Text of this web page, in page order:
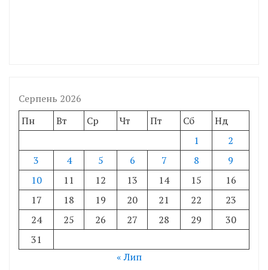
Серпень 2026
Пн
Вт Ср Чт Пт Сб
Нд
1
2
3
4 5 6 7 8
9
10
11 12 13 14 15
16
17
18 19 20 21 22
23
24
25 26 27 28 29
30
31
« Лип